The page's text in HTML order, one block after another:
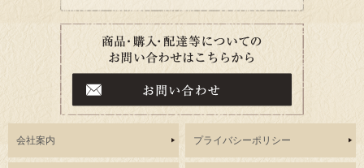
会社案内 プライバシーポリシー